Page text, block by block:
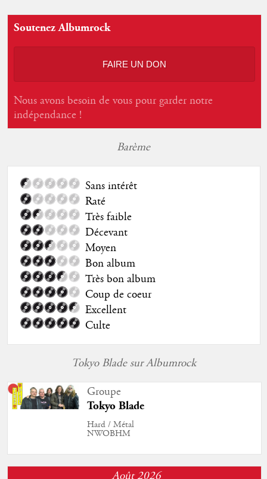
Soutenez Albumrock
FAIRE UN DON
Nous avons besoin de vous pour garder notre
indépendance !
Barème
Sans intérêt
Raté
Très faible
Décevant
Moyen
Bon album
Très bon album
Coup de coeur
Excellent
Culte
Tokyo Blade sur Albumrock
Groupe
Tokyo Blade
Hard / Métal
NWOBHM
Août 2026